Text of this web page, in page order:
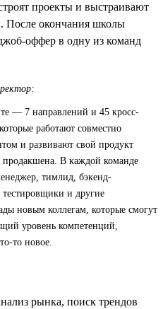
проекты и выстраивают
После окончания школы
оффер в одну из команд
— 7 направлений и 45 кросс-
работают совместно
и развивают свой продукт
продакшена. В каждой команде
тимлид, бэкенд-
и другие
новым коллегам, которые смогут
уровень компетенций,
то новое.
рынка, поиск трендов